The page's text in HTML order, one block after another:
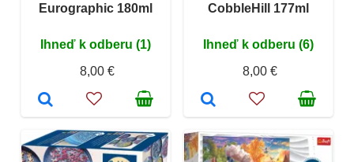
Eurographic 180ml
Ihneď k odberu (1)
8,00 €
CobbleHill 177ml
Ihneď k odberu (6)
8,00 €